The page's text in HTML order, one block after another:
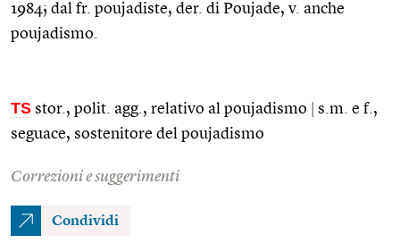
1984; dal fr. poujadiste, der. di Poujade, v. anche
poujadismo.
TS stor., polit. agg., relativo al poujadismo
s.m. e f.,
seguace, sostenitore del poujadismo
Correzioni e suggerimenti
Condividi